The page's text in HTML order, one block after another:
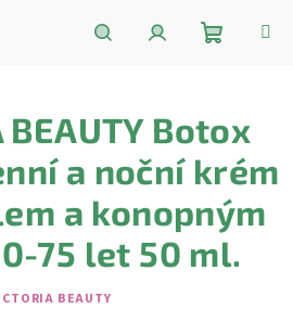
košík
BEAUTY Botox
a noční krém
a konopným
75 let 50 ml.
BEAUTY